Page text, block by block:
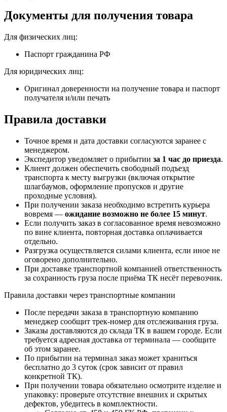
Документы для получения товара
Для физических лиц:
Паспорт гражданина РФ
Для юридических лиц:
Оригинал доверенности на получение товара и паспорт
получателя и/или печать
Правила доставки
Точное время и дата доставки согласуются заранее с
менеджером.
Экспедитор уведомляет о прибытии за 1 час до приезда.
Клиент должен обеспечить свободный подъезд
транспорта к месту выгрузки (включая открытие
шлагбаумов, оформление пропусков и другие
проходные условия).
При получении заказа необходимо встретить курьера
вовремя — ожидание возможно не более 15 минут.
Если получить заказ в согласованное время невозможно
по вине клиента, повторная доставка оплачивается
отдельно.
Разгрузка осуществляется силами клиента, если иное не
оговорено дополнительно.
При доставке транспортной компанией ответственность
за сохранность груза после приёма ТК несёт перевозчик.
Правила доставки через транспортные компании
После передачи заказа в транспортную компанию
менеджер сообщит трек-номер для отслеживания груза.
Заказы доставляются до склада ТК в вашем городе. Если
требуется адресная доставка от терминала — сообщите
об этом заранее.
По прибытии на терминал заказ может храниться
бесплатно до 3 суток (срок зависит от правил
конкретной ТК).
При получении товара обязательно осмотрите изделие и
упаковку: проверьте отсутствие внешних и скрытых
дефектов, убедитесь в комплектности.